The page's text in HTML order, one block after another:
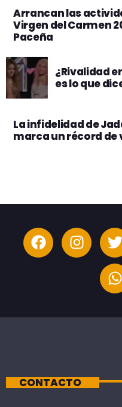
Arrancan las
Virgen del Carmen
Paceña
¿Rivalidad
es lo que
La infidelidad de
marca un récord de
CONTACTO